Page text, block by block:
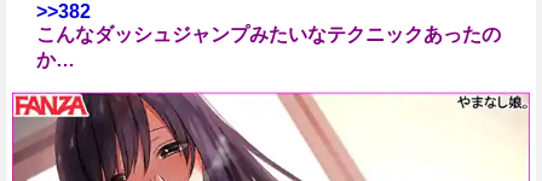
>>382
こんなダッシュジャンプみたいなテクニックあったの
か…